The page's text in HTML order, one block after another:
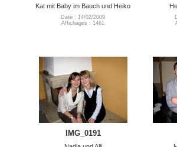
Kat mit Baby im Bauch und Heiko
Date : 14/02/2009
Affichages : 1461
IMG_0191